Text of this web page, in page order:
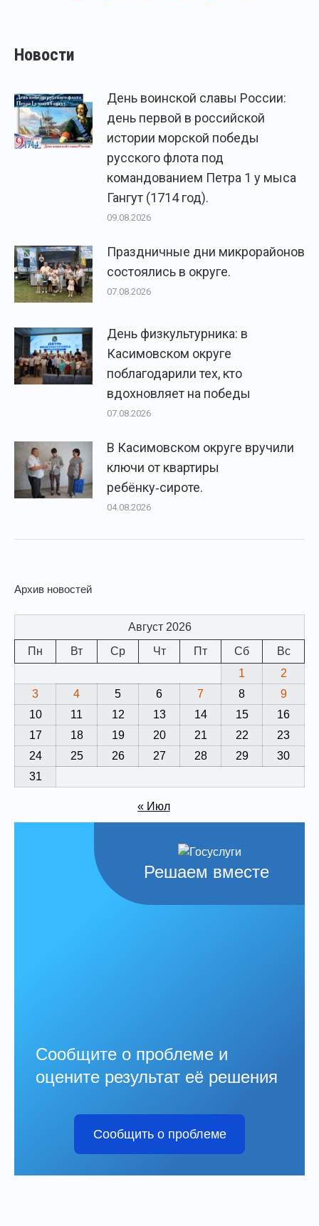
Новости
День воинской славы России:
день первой в российской
истории морской победы
русского флота под
командованием Петра 1 у мыса
Гангут (1714 год).
09.08.2026
Праздничные дни микрорайонов
состоялись в округе.
07.08.2026
День физкультурника: в
Касимовском округе
поблагодарили тех, кто
вдохновляет на победы
07.08.2026
В Касимовском округе вручили
ключи от квартиры
ребёнку‑сироте.
04.08.2026
Архив новостей
Август 2026
Пн
Вт Ср Чт Пт Сб
Вс
1
2
3
4 5 6 7 8
9
10
11 12 13 14 15
16
17
18 19 20 21 22
23
24
25 26 27 28 29
30
31
« Июл
Решаем вместе
Сообщите о проблеме и
оцените результат её решения
Сообщить о проблеме